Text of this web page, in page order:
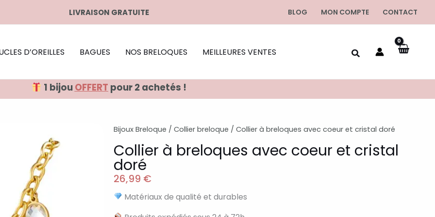
LIVRAISON GRATUITE BLOG MON COMPTE CONTACT
D’OREILLES BAGUES NOS BRELOQUES MEILLEURES VENTES
1 bijouOFFERT pour 2 achetés !
Bijoux Breloque / Collier breloque / Collier à breloques avec coeur et cristal doré
Collier à breloques avec coeur et cristal
doré
26,99 €
Matériaux de qualité et durables